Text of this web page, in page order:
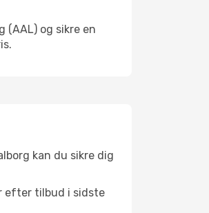
(AAL) og sikre en
kan du sikre dig
efter tilbud i sidste